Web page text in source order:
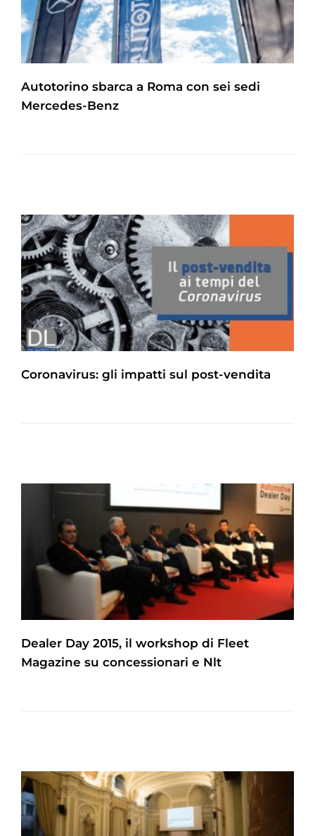
Autotorino sbarca a Roma con sei sedi
Mercedes-Benz
Coronavirus: gli impatti sul post-vendita
Dealer Day 2015, il workshop di Fleet
Magazine su concessionari e Nlt